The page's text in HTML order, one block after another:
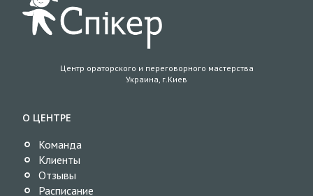
Центр ораторского и переговорного мастерства
Украина, г.Киев
О ЦЕНТРЕ
Команда
Клиенты
Отзывы
Расписание